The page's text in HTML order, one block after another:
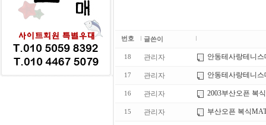
번호 글쓴이
18 관리자 안동테사랑테니
17 관리자 안동테사랑테니
16 관리자 2003부산오픈 복
15 관리자 부산오픈 복식